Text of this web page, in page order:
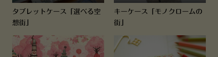
タブレットケース「選べる空
想街」
キーケース「モノクロームの
街」